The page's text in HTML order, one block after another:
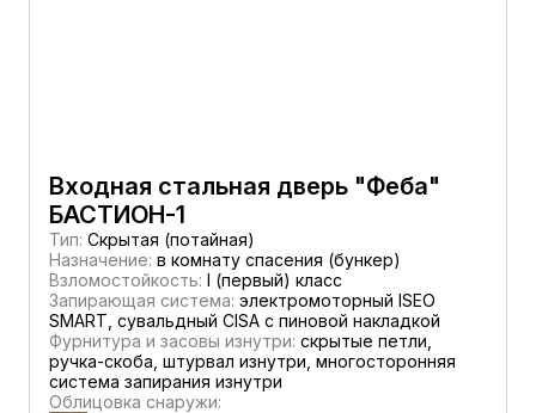
Входная стальная дверь "Феба"
БАСТИОН-1
Тип: Скрытая (потайная)
Назначение: в комнату спасения (бункер)
Взломостойкость: I (первый) класс
Запирающая система: электромоторный ISEO
SMART, сувальдный CISA c пиновой накладкой
Фурнитура и засовы изнутри: скрытые петли,
ручка-скоба, штурвал изнутри, многосторонняя
система запирания изнутри
Облицовка снаружи: